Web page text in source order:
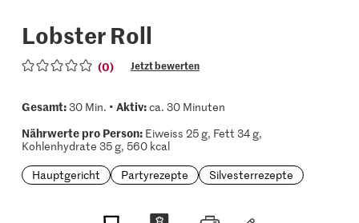
Lobster Roll
(0) Jetzt bewerten
Gesamt:30 Min. • Aktiv:ca. 30 Minuten
Nährwerte pro Person:Eiweiss 25 g, Fett 34 g,
Kohlenhydrate 35 g, 560 kcal
Hauptgericht
Partyrezepte Silvesterrezepte